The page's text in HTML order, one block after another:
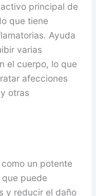
principal de
que tiene
Ayuda
varias
el cuerpo, lo que
afecciones
otras
un potente
puede
y reducir el daño